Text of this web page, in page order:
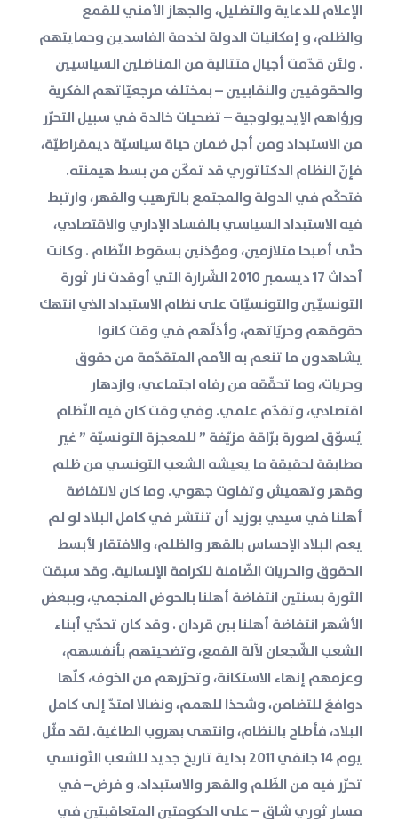
الإعلام للدعاية والتضليل، والجهاز الأمني للقمع
والظلم، و إمكانيات الدولة لخدمة الفاسدين وحمايتهم
. ولئن قدّمت أجيال متتالية من المناضلين السياسيين
والحقوقيين والنقابيين – بمختلف مرجعيّاتهم الفكرية
ورؤاهم الإيديولوجية – تضحيات خالدة في سبيل التحرّر
من الاستبداد ومن أجل ضمان حياة سياسيّة ديمقراطيّة،
فإنّ النظام الدكتاتوري قد تمكّن من بسط هيمنته.
فتحكّم في الدولة والمجتمع بالترهيب والقهر، وارتبط
فيه الاستبداد السياسي بالفساد الإداري والاقتصادي،
حتّى أصبحا متلازمين، ومؤذنين بسقوط النّظام . وكانت
أحداث 17 ديسمبر 2010 الشّرارة التي أوقدت نار ثورة
التونسيّين والتونسيّات على نظام الاستبداد الذي انتهك
حقوقهم وحريّاتهم، وأذلّهم في وقت كانوا
يشاهدون ما تنعم به الأمم المتقدّمة من حقوق
وحريات، وما تحقّقه من رفاه اجتماعي، وازدهار
اقتصادي، وتقدّم علمي. وفي وقت كان فيه النّظام
يُسوّق لصورة برّاقة مزيّفة ” للمعجزة التونسيّة ” غير
مطابقة لحقيقة ما يعيشه الشعب التونسي من ظلم
وقهر وتهميش وتفاوت جهوي. وما كان لانتفاضة
أهلنا في سيدي بوزيد أن تنتشر في كامل البلاد لو لم
يعم البلاد الإحساس بالقهر والظلم، والافتقار لأبسط
الحقوق والحريات الضّامنة للكرامة الإنسانية. وقد سبقت
الثورة بسنتين انتفاضة أهلنا بالحوض المنجمي، وببعض
الأشهر انتفاضة أهلنا ببن قردان . وقد كان تحدّي أبناء
الشعب الشّجعان لآلة القمع، وتضحيتهم بأنفسهم،
وعزمهم إنهاء الاستكانة، وتحرّرهم من الخوف، كلّها
دوافعَ للتضامن، وشحذا للهمم، ونضالا امتدّ إلى كامل
البلاد، فأطاح بالنظام، وانتهى بهروب الطاغية. لقد مثّل
يوم 14 جانفي 2011 بداية تاريخ جديد للشعب التّونسي
تحرّر فيه من الظّلم والقهر والاستبداد، و فرض– في
مسار ثوري شاق – على الحكومتين المتعاقبتين في